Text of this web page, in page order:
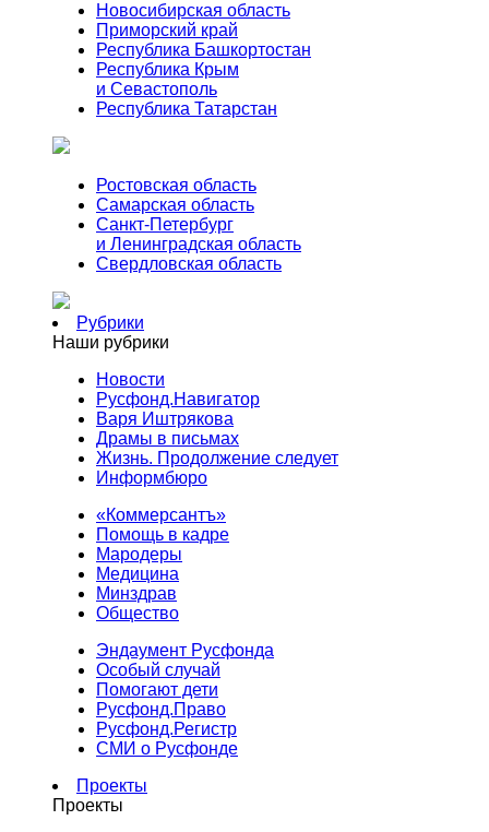
Новосибирская область
Приморский край
Республика Башкортостан
Республика Крым
и Севастополь
Республика Татарстан
Ростовская область
Самарская область
Санкт-Петербург
и Ленинградская область
Свердловская область
Рубрики
Наши рубрики
Новости
Русфонд.Навигатор
Варя Иштрякова
Драмы в письмах
Жизнь. Продолжение следует
Информбюро
«Коммерсантъ»
Помощь в кадре
Мародеры
Медицина
Минздрав
Общество
Эндаумент Русфонда
Особый случай
Помогают дети
Русфонд.Право
Русфонд.Регистр
СМИ о Русфонде
Проекты
Проекты